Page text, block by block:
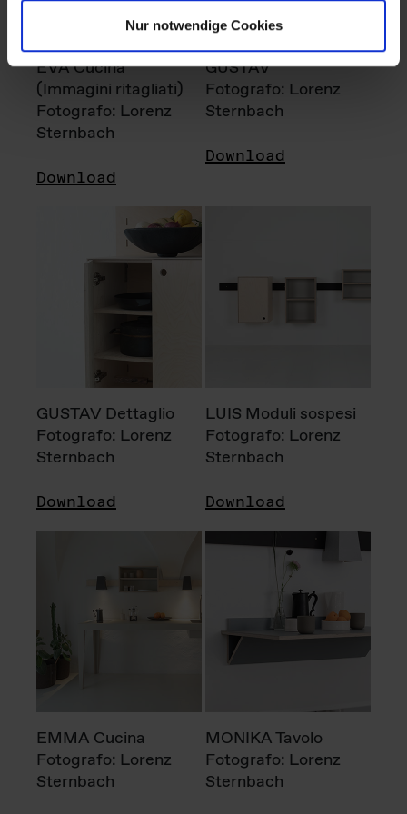
Nur notwendige Cookies
EVA Cucina
(Immagini ritagliati)
Fotografo: Lorenz
Sternbach
Download
GUSTAV
Fotografo: Lorenz
Sternbach
Download
GUSTAV Dettaglio
Fotografo: Lorenz
Sternbach
Download
LUIS Moduli sospesi
Fotografo: Lorenz
Sternbach
Download
EMMA Cucina
Fotografo: Lorenz
Sternbach
MONIKA Tavolo
Fotografo: Lorenz
Sternbach